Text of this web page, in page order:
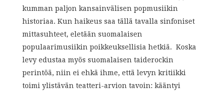
kumman paljon kansainvälisen popmusiikin
historiaa. Kun haikeus saa tällä tavalla sinfoniset
mittasuhteet, eletään suomalaisen
populaarimusiikin poikkeuksellisia hetkiä. Koska
levy edustaa myös suomalaisen taiderockin
perintöä, niin ei ehkä ihme, että levyn kritiikki
toimi ylistävän teatteri-arvion tavoin: kääntyi